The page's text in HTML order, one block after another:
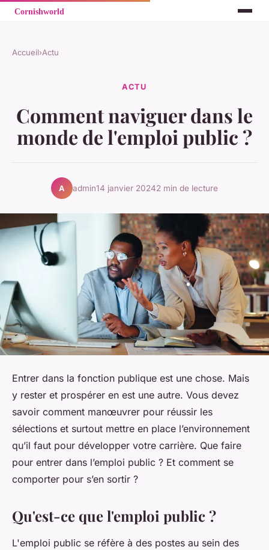
Accueil›Actu
ACTU
Comment naviguer dans le
monde de l'emploi public ?
A admin14 janvier 20242 min de lecture
Entrer dans la fonction publique est une chose. Mais
y rester et prospérer en est une autre. Vous devez
savoir comment manœuvrer pour réussir les
sélections et surtout mettre en place l’environnement
qu’il faut pour développer votre carrière. Que faire
pour entrer dans l’emploi public ? Et comment se
comporter pour s’en sortir ?
Qu'est-ce que l'emploi public ?
L'emploi public se réfère à des postes au sein des